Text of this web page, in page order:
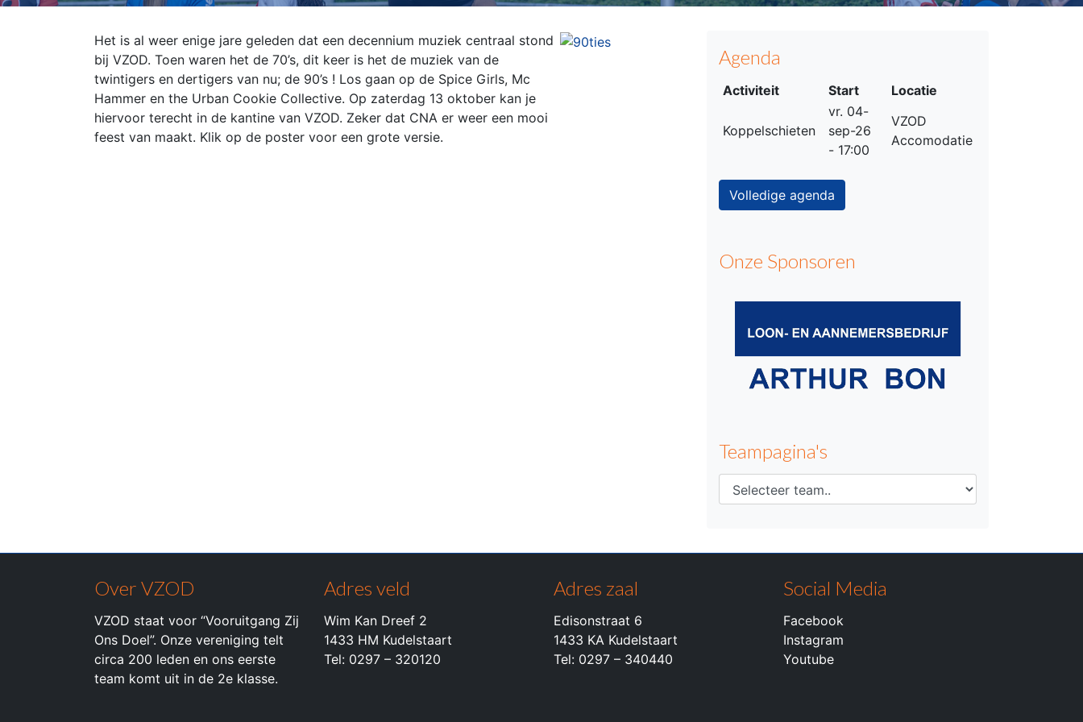
Het is al weer enige jare geleden dat een decennium muziek centraal stond
bij VZOD. Toen waren het de 70’s, dit keer is het de muziek van de
twintigers en dertigers van nu; de 90’s ! Los gaan op de Spice Girls, Mc
Hammer en the Urban Cookie Collective. Op zaterdag 13 oktober kan je
hiervoor terecht in de kantine van VZOD. Zeker dat CNA er weer een mooi
feest van maakt. Klik op de poster voor een grote versie.
Agenda
Activiteit Start Locatie
Koppelschieten
vr. 04-
sep-26
- 17:00
VZOD
Accomodatie
Volledige agenda
Onze Sponsoren
Teampagina's
Over VZOD
VZOD staat voor “Vooruitgang Zij
Ons Doel”. Onze vereniging telt
circa 200 leden en ons eerste
team komt uit in de 2e klasse.
Adres veld
Wim Kan Dreef 2
1433 HM Kudelstaart
Tel: 0297 – 320120
Adres zaal
Edisonstraat 6
1433 KA Kudelstaart
Tel: 0297 – 340440
Social Media
Facebook
Instagram
Youtube